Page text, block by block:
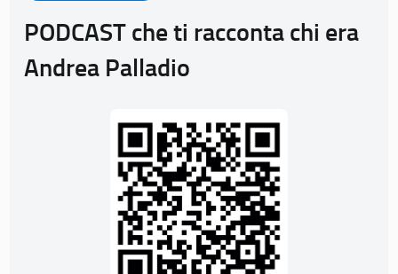
PODCAST che ti racconta chi era
Andrea Palladio